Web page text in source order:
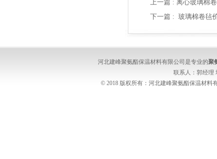
上一篇 : 离心玻璃棉
下一篇 : 玻璃棉卷毡
河北建峰聚氨酯保温材料有限公司是专业的聚
联系人：郭经理
© 2018 版权所有：河北建峰聚氨酯保温材